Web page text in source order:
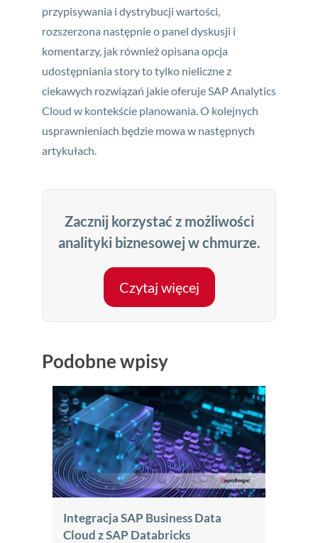
przypisywania i dystrybucji wartości,
rozszerzona następnie o panel dyskusji i
komentarzy, jak również opisana opcja
udostępniania story to tylko nieliczne z
ciekawych rozwiązań jakie oferuje SAP Analytics
Cloud w kontekście planowania. O kolejnych
usprawnieniach będzie mowa w następnych
artykułach.
Zacznij korzystać z możliwości
analityki biznesowej w chmurze.
Czytaj więcej
Podobne wpisy
Integracja SAP Business Data
Cloud z SAP Databricks